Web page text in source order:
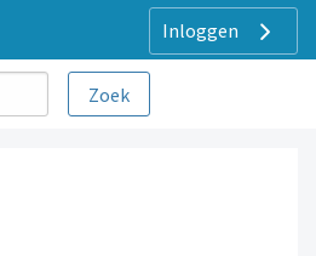
Inloggen